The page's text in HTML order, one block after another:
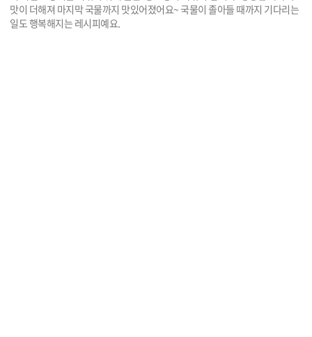
맛이 더해져 마지막 국물까지 맛있어졌어요~ 국물이 졸아들 때까지 기다리는
일도 행복해지는 레시피예요.